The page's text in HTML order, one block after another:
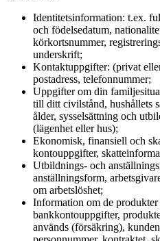
Identitetsinformation: t.ex.
och födelsedatum,
körkortsnummer,
underskrift;
Kontaktuppgifter: (privat
postadress, telefonnummer;
Uppgifter om din
till ditt civilstånd, hushållets
ålder, sysselsättning och
(lägenhet eller hus);
Ekonomisk, finansiell och
kontouppgifter,
Utbildnings- och
anställningsform,
om arbetslöshet;
Information om de
bankkontouppgifter,
används (försäkring),